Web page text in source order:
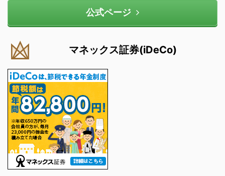
公式ページ
マネックス証券(iDeCo)